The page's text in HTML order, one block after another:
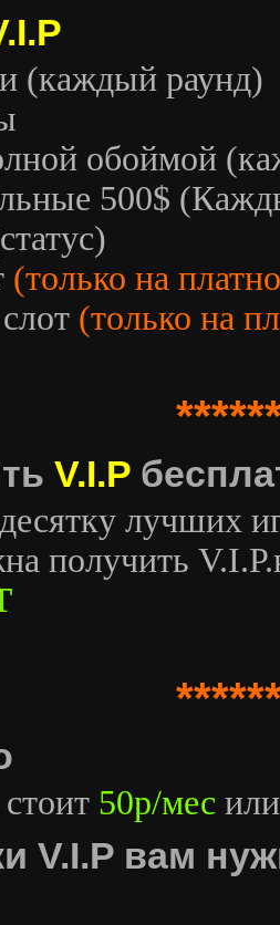
(каждый раунд)
обоймой
500$
(только на
(только на
V.I.P
лучших
получить
50р/мес
V.I.P вам